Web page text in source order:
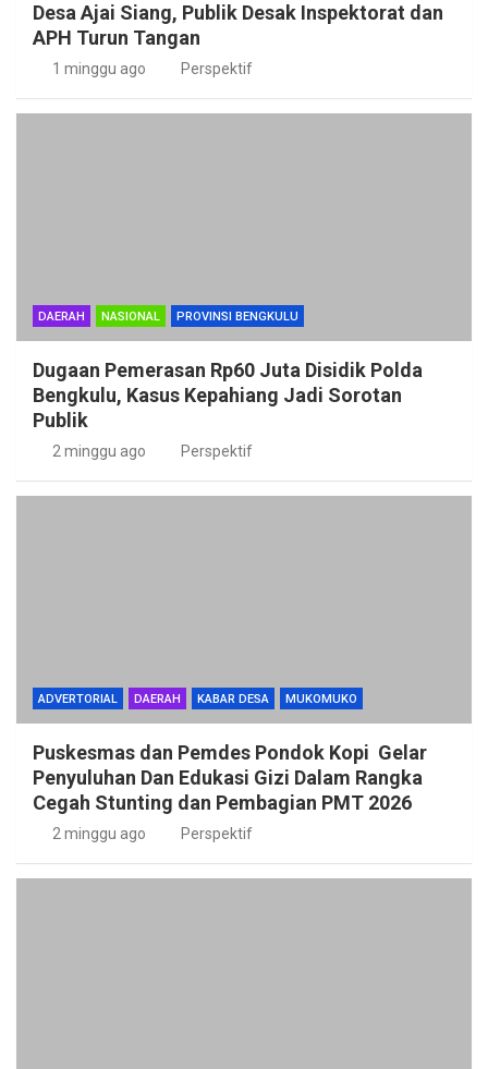
Desa Ajai Siang, Publik Desak Inspektorat dan
APH Turun Tangan
1 minggu ago Perspektif
DAERAH NASIONAL PROVINSI BENGKULU
Dugaan Pemerasan Rp60 Juta Disidik Polda
Bengkulu, Kasus Kepahiang Jadi Sorotan
Publik
2 minggu ago Perspektif
ADVERTORIAL DAERAH KABAR DESA MUKOMUKO
Puskesmas dan Pemdes Pondok Kopi Gelar
Penyuluhan Dan Edukasi Gizi Dalam Rangka
Cegah Stunting dan Pembagian PMT 2026
2 minggu ago Perspektif